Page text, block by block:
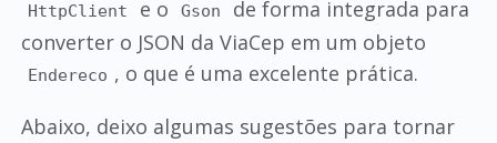
HttpClient e o Gson
de forma integrada para
converter o JSON da ViaCep em um objeto
Endereco , o que é uma excelente prática.
Abaixo, deixo algumas sugestões para tornar